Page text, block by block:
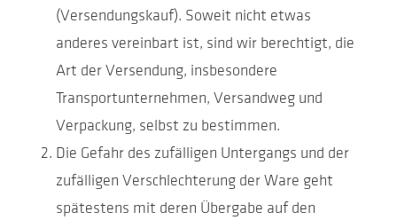
(Versendungskauf). Soweit nicht etwas
anderes vereinbart ist, sind wir berechtigt, die
Art der Versendung, insbesondere
Transportunternehmen, Versandweg und
Verpackung, selbst zu bestimmen.
Die Gefahr des zufälligen Untergangs und der
zufälligen Verschlechterung der Ware geht
spätestens mit deren Übergabe auf den